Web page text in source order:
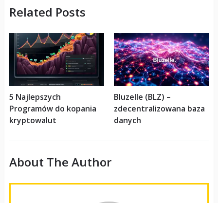
Related Posts
5 Najlepszych
Programów do kopania
kryptowalut
Bluzelle (BLZ) –
zdecentralizowana baza
danych
About The Author